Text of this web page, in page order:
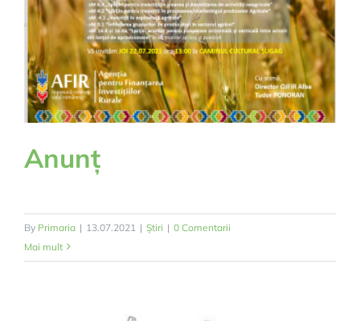
Anunț
By Primaria | 13.07.2021 | Știri | 0 Comentarii
Mai mult